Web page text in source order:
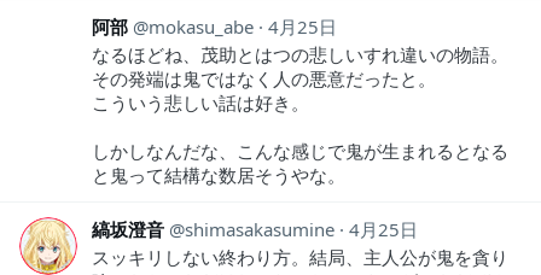
阿部 mokasu_abe 4月25日
なるほどね、茂助とはつの悲しいすれ違いの物語。
その発端は鬼ではなく人の悪意だったと。
こういう悲しい話は好き。
しかしなんだな、こんな感じで鬼が生まれるとなる
と鬼って結構な数居そうやな。
縞坂澄音 shimasakasumine 4月25日
スッキリしない終わり方。結局、主人公が鬼を貪り